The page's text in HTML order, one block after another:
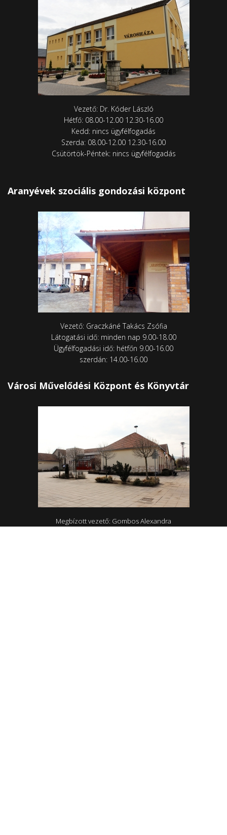
Vezető: Dr. Kóder László
Hétfő: 08.00-12.00 12.30-16.00
Kedd: nincs ügyfélfogadás
Szerda: 08.00-12.00 12.30-16.00
Csütörtök-Péntek: nincs ügyfélfogadás
Aranyévek szociális gondozási központ
Vezető: Graczkáné Takács Zsófia
Látogatási idő: minden nap 9.00-18.00
Ügyfélfogadási idő: hétfőn 9.00-16.00
szerdán: 14.00-16.00
Városi Művelődési Központ és Könyvtár
Megbízott vezető: Gombos Alexandra